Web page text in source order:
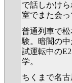
で話しかけ
室でまた会っ
普通列車で
験。暗闇の
試運転中の
学。
ちくまで名古